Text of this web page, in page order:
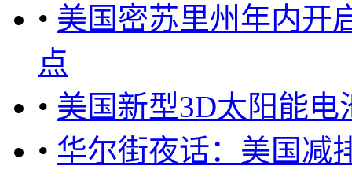
• 美国密苏里州年内开
点
• 美国新型3D太阳能
• 华尔街夜话：美国减